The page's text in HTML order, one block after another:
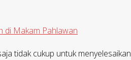
di Makam Pahlawan
tidak cukup untuk menyelesaikan